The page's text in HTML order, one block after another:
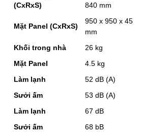
(CxRxS)
840 mm
Mặt Panel (CxRxS)
950 x 950 x 45
mm
Khối trong nhà
26 kg
Mặt Panel
4.5 kg
Làm lạnh
52 dB (A)
Sưởi ấm
53 dB (A)
Làm lạnh
67 dB
Sưởi ấm
68 bB